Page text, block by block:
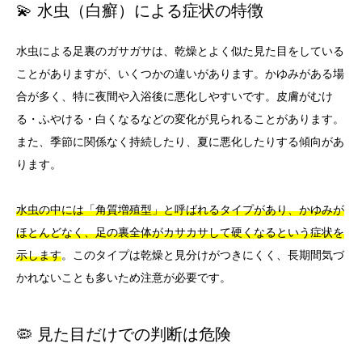
💫 水虫（白癬）による症状の特徴
水虫による足裏のガサガサは、乾燥とよく似た見た目をしている
ことがありますが、いくつかの違いがあります。かゆみがある場
合が多く、特に夜間や入浴後に悪化しやすいです。皮膚がむけ
る・ふやける・白くなるなどの変化が見られることがあります。
また、季節に関係なく持続したり、夏に悪化したりする傾向があ
ります。
水虫の中には「角質増殖型」と呼ばれるタイプがあり、かゆみが
ほとんどなく、足の裏全体がカサカサして硬くなるという症状を
示します。このタイプは乾燥と見分けがつきにくく、長期間気づ
かれないことも多いため注意が必要です。
🦠 見た目だけでの判断は危険